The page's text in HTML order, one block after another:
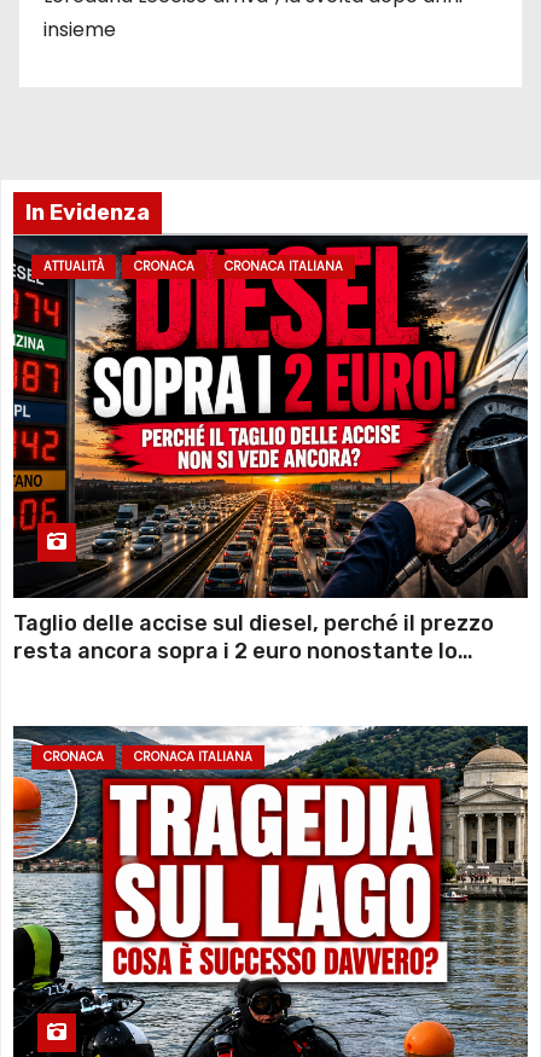
insieme
In Evidenza
ATTUALITÀ CRONACA CRONACA ITALIANA
Taglio delle accise sul diesel, perché il prezzo
resta ancora sopra i 2 euro nonostante lo
CRONACA CRONACA ITALIANA